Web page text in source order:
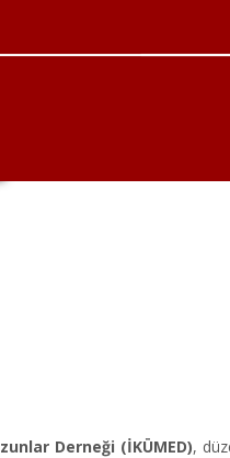
Derneği (İKÜMED),